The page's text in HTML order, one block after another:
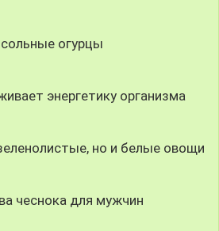
огурцы
энергетику организма
но и белые овощи
чеснока для мужчин